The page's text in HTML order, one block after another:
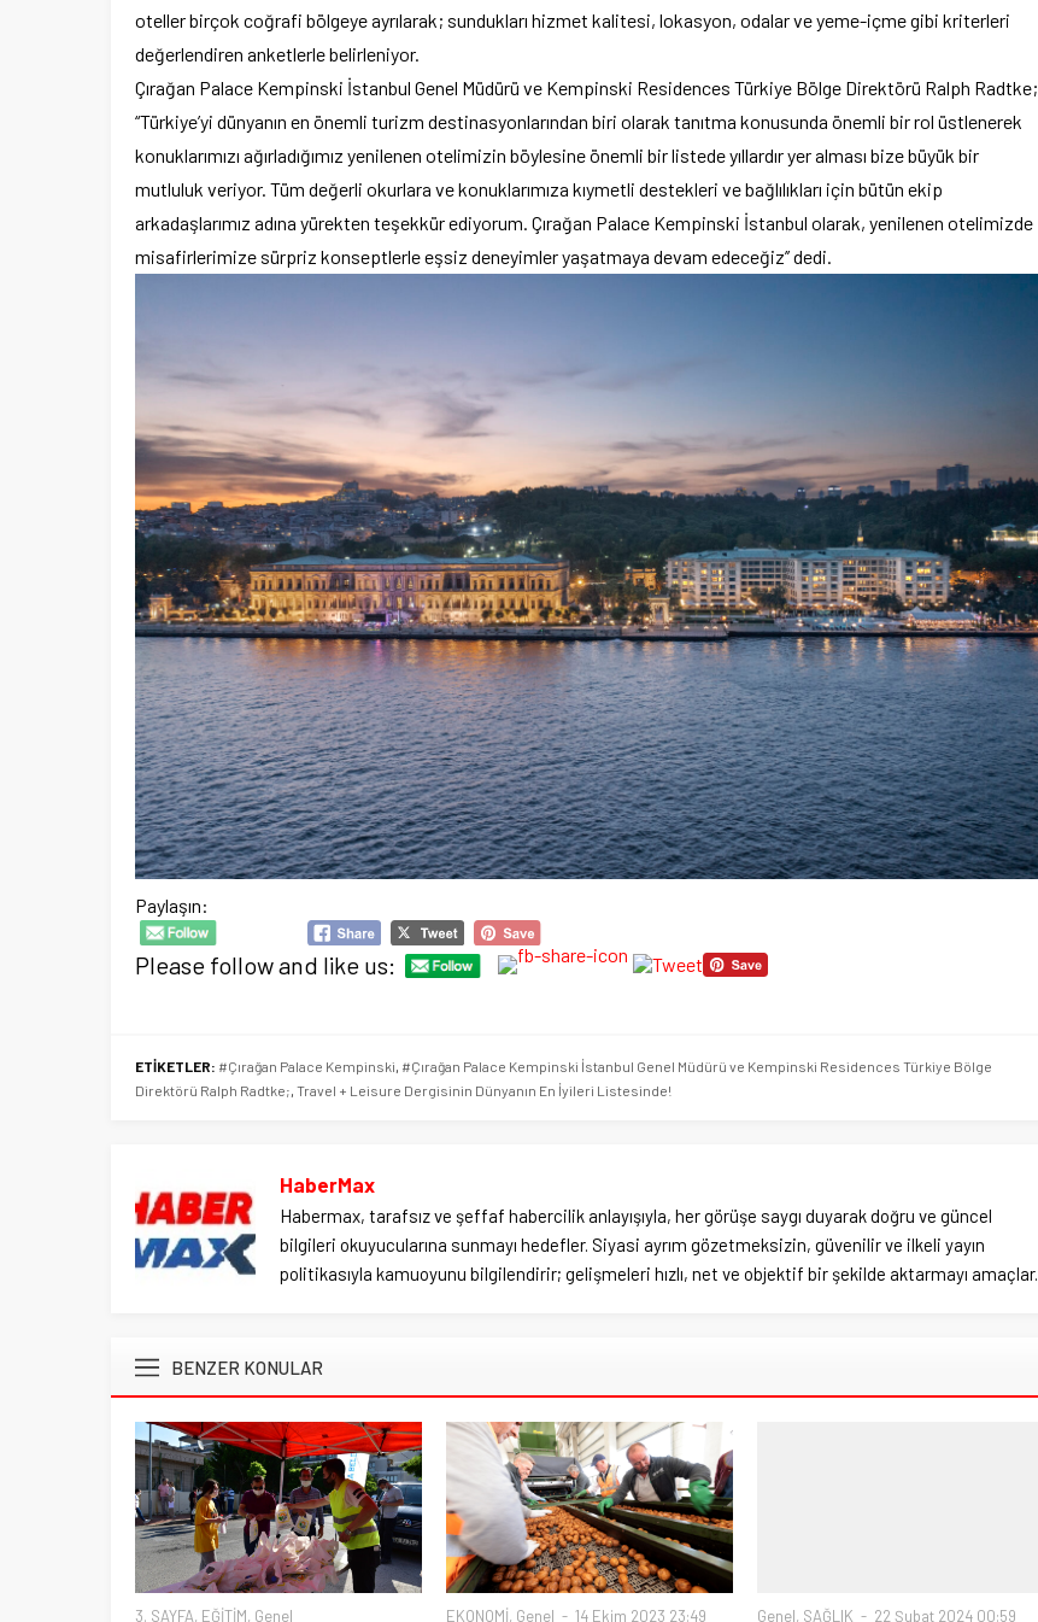
oteller birçok coğrafi bölgeye ayrılarak; sundukları hizmet kalitesi, lokasyon, odalar ve yeme-içme gibi kriterleri
değerlendiren anketlerle belirleniyor.
Çırağan Palace Kempinski İstanbul Genel Müdürü ve Kempinski Residences Türkiye Bölge Direktörü Ralph Radtke;
“Türkiye’yi dünyanın en önemli turizm destinasyonlarından biri olarak tanıtma konusunda önemli bir rol üstlenerek
konuklarımızı ağırladığımız yenilenen otelimizin böylesine önemli bir listede yıllardır yer alması bize büyük bir
mutluluk veriyor. Tüm değerli okurlara ve konuklarımıza kıymetli destekleri ve bağlılıkları için bütün ekip
arkadaşlarımız adına yürekten teşekkür ediyorum. Çırağan Palace Kempinski İstanbul olarak, yenilenen otelimizde
misafirlerimize sürpriz konseptlerle eşsiz deneyimler yaşatmaya devam edeceğiz’’ dedi.
Paylaşın:
Please follow and like us:
ETİKETLER: #Çırağan Palace Kempinski #Çırağan Palace Kempinski İstanbul Genel Müdürü ve Kempinski Residences Türkiye Bölge
Direktörü Ralph Radtke; Travel + Leisure Dergisinin Dünyanın En İyileri Listesinde!
HaberMax
Habermax, tarafsız ve şeffaf habercilik anlayışıyla, her görüşe saygı duyarak doğru ve güncel
bilgileri okuyucularına sunmayı hedefler. Siyasi ayrım gözetmeksizin, güvenilir ve ilkeli yayın
politikasıyla kamuoyunu bilgilendirir; gelişmeleri hızlı, net ve objektif bir şekilde aktarmayı amaçlar.
BENZER KONULAR
3. SAYFA, EĞİTİM, Genel EKONOMİ, Genel 14 Ekim 2023 23:49 Genel, SAĞLIK 22 Şubat 2024 00:59